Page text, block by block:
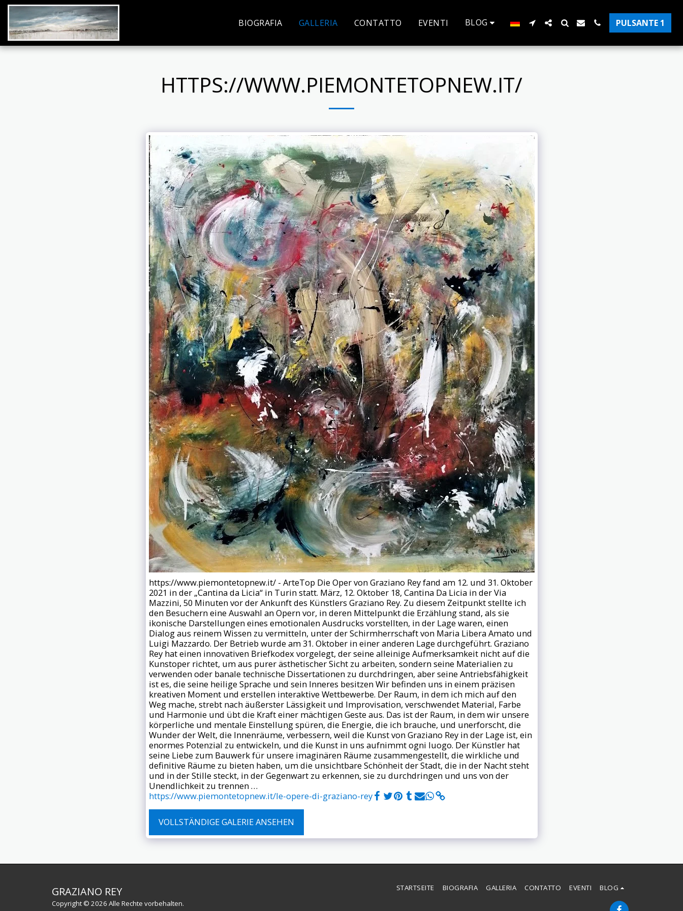
BIOGRAFIA GALLERIA CONTATTO EVENTI BLOG PULSANTE 1
HTTPS://WWW.PIEMONTETOPNEW.IT/
https://www.piemontetopnew.it/ - ArteTop Die Oper von Graziano Rey fand am 12. und 31. Oktober
2021 in der „Cantina da Licia“ in Turin statt. März, 12. Oktober 18, Cantina Da Licia in der Via
Mazzini, 50 Minuten vor der Ankunft des Künstlers Graziano Rey. Zu diesem Zeitpunkt stellte ich
den Besuchern eine Auswahl an Opern vor, in deren Mittelpunkt die Erzählung stand, als sie
ikonische Darstellungen eines emotionalen Ausdrucks vorstellten, in der Lage waren, einen
Dialog aus reinem Wissen zu vermitteln, unter der Schirmherrschaft von Maria Libera Amato und
Luigi Mazzardo. Der Betrieb wurde am 31. Oktober in einer anderen Lage durchgeführt. Graziano
Rey hat einen innovativen Briefkodex vorgelegt, der seine alleinige Aufmerksamkeit nicht auf die
Kunstoper richtet, um aus purer ästhetischer Sicht zu arbeiten, sondern seine Materialien zu
verwenden oder banale technische Dissertationen zu durchdringen, aber seine Antriebsfähigkeit
ist es, die seine heilige Sprache und sein Inneres besitzen Wir befinden uns in einem präzisen
kreativen Moment und erstellen interaktive Wettbewerbe. Der Raum, in dem ich mich auf den
Weg mache, strebt nach äußerster Lässigkeit und Improvisation, verschwendet Material, Farbe
und Harmonie und übt die Kraft einer mächtigen Geste aus. Das ist der Raum, in dem wir unsere
körperliche und mentale Einstellung spüren, die Energie, die ich brauche, und unerforscht, die
Wunder der Welt, die Innenräume, verbessern, weil die Kunst von Graziano Rey in der Lage ist, ein
enormes Potenzial zu entwickeln, und die Kunst in uns aufnimmt ogni luogo. Der Künstler hat
seine Liebe zum Bauwerk für unsere imaginären Räume zusammengestellt, die wirkliche und
definitive Räume zu bieten haben, um die unsichtbare Schönheit der Stadt, die in der Nacht steht
und in der Stille steckt, in der Gegenwart zu erkennen, sie zu durchdringen und uns von der
Unendlichkeit zu trennen …
https://www.piemontetopnew.it/le-opere-di-graziano-rey
VOLLSTÄNDIGE GALERIE ANSEHEN
GRAZIANO REY
Copyright © 2026 Alle Rechte vorbehalten.
STARTSEITE BIOGRAFIA GALLERIA CONTATTO EVENTI BLOG